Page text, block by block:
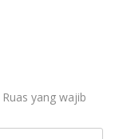
Ruas yang wajib